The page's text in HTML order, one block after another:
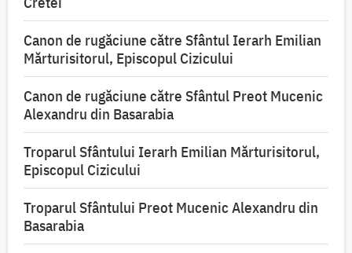
Canon de rugăciune către Sfântul Ierarh Emilian
Mărturisitorul, Episcopul Cizicului
Canon de rugăciune către Sfântul Preot Mucenic
Alexandru din Basarabia
Troparul Sfântului Ierarh Emilian Mărturisitorul,
Episcopul Cizicului
Troparul Sfântului Preot Mucenic Alexandru din
Basarabia